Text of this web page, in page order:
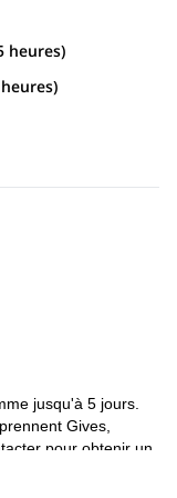
dans les
heures)
jusqu'à 5 jours.
Gives,
pour obtenir un
suivants : une